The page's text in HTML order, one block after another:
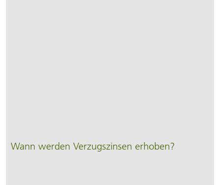
Wann werden Verzugs­zinsen erhoben?